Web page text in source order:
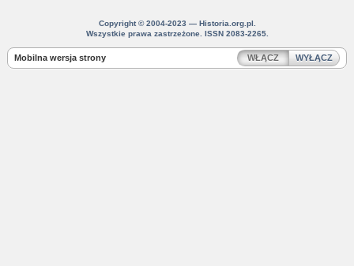
Copyright © 2004-2023 — Historia.org.pl.
Wszystkie prawa zastrzeżone. ISSN 2083-2265.
Mobilna wersja strony WŁĄCZ WYŁĄCZ